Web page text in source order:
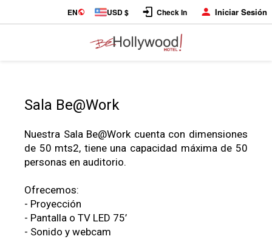
EN USD $ Check In Iniciar Sesión
Salones
Sala Be@Work
Nuestra Sala Be@Work cuenta con dimensiones
de 50 mts2, tiene una capacidad máxima de 50
personas en auditorio.
Ofrecemos:
- Proyección
- Pantalla o TV LED 75’
- Sonido y webcam